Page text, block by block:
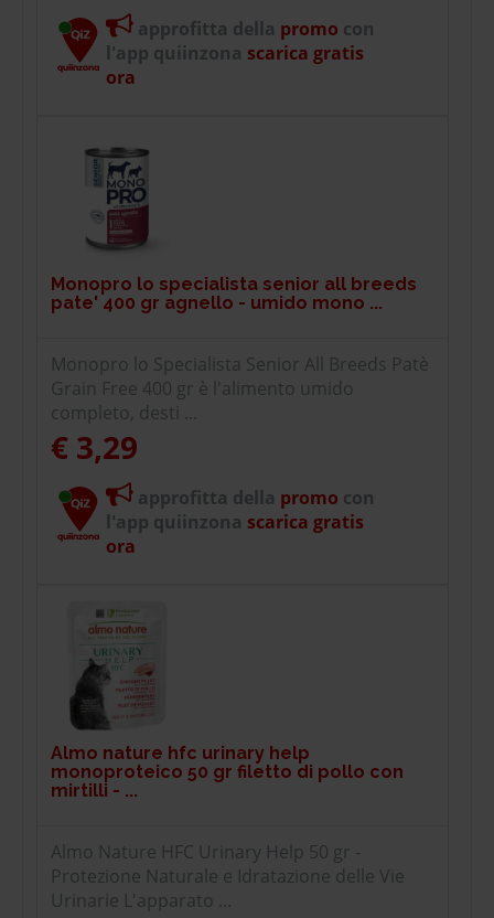
approfitta della promo con
l'app quiinzona scarica gratis
ora
Monopro lo specialista senior all breeds
pate' 400 gr agnello - umido mono ...
Monopro lo Specialista Senior All Breeds Patè
Grain Free 400 gr è l'alimento umido
completo, desti ...
€ 3,29
approfitta della promo con
l'app quiinzona scarica gratis
ora
Almo nature hfc urinary help
monoproteico 50 gr filetto di pollo con
mirtilli - ...
Almo Nature HFC Urinary Help 50 gr -
Protezione Naturale e Idratazione delle Vie
Urinarie L'apparato ...